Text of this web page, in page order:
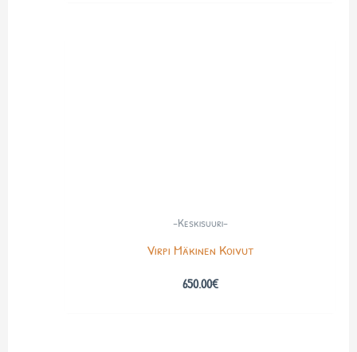
-Keskisuuri-
Virpi Mäkinen Koivut
650.00€